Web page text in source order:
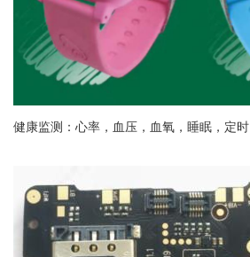
健康监测：心率，血压，血氧，睡眠，定时